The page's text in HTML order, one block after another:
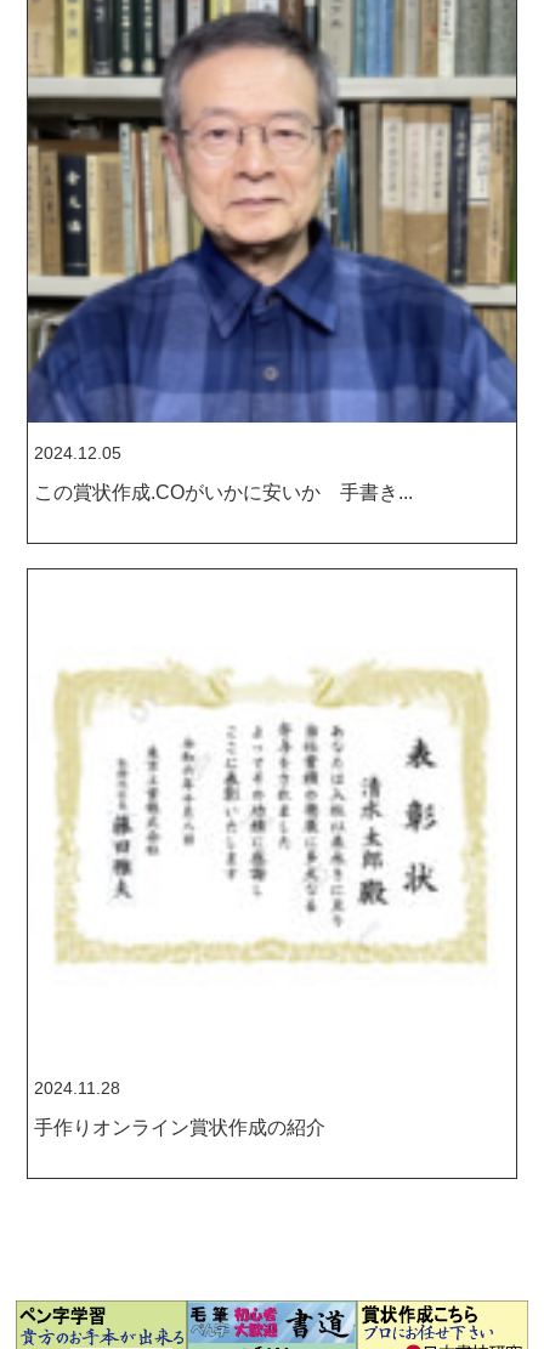
2024.12.05
この賞状作成.COがいかに安いか 手書き...
2024.11.28
手作りオンライン賞状作成の紹介